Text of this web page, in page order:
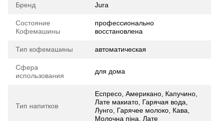
Бренд Jura
Состояние
Кофемашины
профессионально
восстановлена
Тип кофемашины автоматическая
Сфера
использования
для дома
Тип напитков
Еспресо, Американо, Капучино,
Лате макиато, Гарячая вода,
Лунго, Гарячее молоко, Кава,
Молочна піна, Лате